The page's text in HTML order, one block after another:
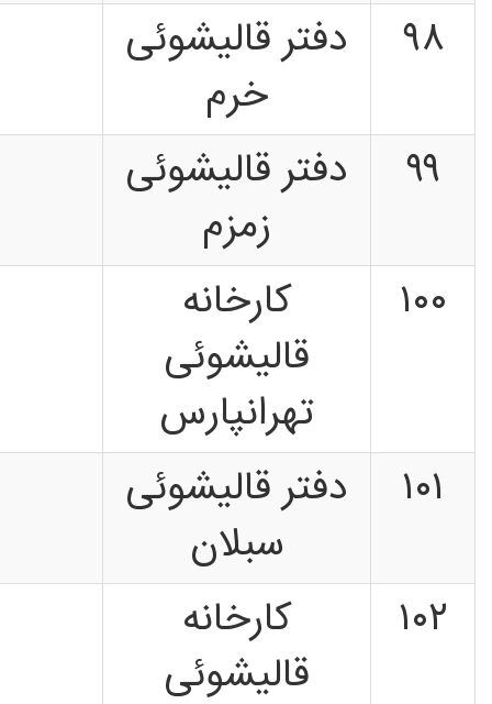
۹۸
دفتر قالیشوئی
خرم
۹۹
دفتر قالیشوئی
زمزم
۱۰۰
کارخانه
قالیشوئی
تهرانپارس
۱۰۱
دفتر قالیشوئی
سبلان
۱۰۲
کارخانه
قالیشوئی